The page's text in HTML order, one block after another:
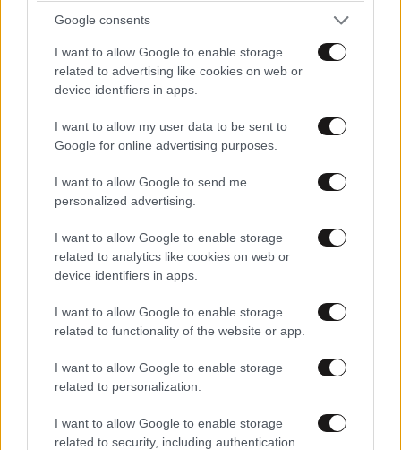
Google consents
I want to allow Google to enable storage
related to advertising like cookies on web or
device identifiers in apps.
I want to allow my user data to be sent to
Google for online advertising purposes.
I want to allow Google to send me
personalized advertising.
I want to allow Google to enable storage
related to analytics like cookies on web or
device identifiers in apps.
I want to allow Google to enable storage
related to functionality of the website or app.
I want to allow Google to enable storage
related to personalization.
I want to allow Google to enable storage
related to security, including authentication
ΚΟΣΜΟΣ 07·08·2026 23:03
Το φαραωνικών διαστάσεων κτίριο που χτίζει ο
Έλον Μασκ λέγεται Terafab και θα κοστίσει 16,8